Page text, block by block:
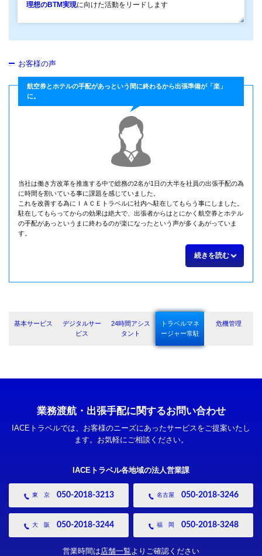
理想のBTM実現に向けた活動をリードします
お客様の声
航空券とホテルの手配があっという間に終わるから出張準備が「楽」
に。
当社は働き方改革を推進する中で総務の2名が1日の大半を社員の出張手配の為
に時間を割いている事に課題を感じていました。
これを改善する為にＩＡＣＥトラベルに社内へ駐在してもらう事にしました。
駐在してもらってからの効果は絶大で、出張者からはとにかく航空券とホテル
の手配があっというまに終わるのが楽になったという声が多くあがっていま
す。
続きを読む
基本サービス
デジタルサー
ビス
24時間アシス
タント
トラベルマネ
ージャー常駐
危機管理
業務渡航・出張手配に関するお問い合わせ
IACEトラベルでは、お客様のニーズにあったサービスをご提案いたし
ます。お気軽にご相談ください。
IACEトラベル各地域の法人営業課
東 京 050-2018-3213 名古屋 050-2018-3246
大 阪 050-2018-3244 福 岡 050-2018-3248
営業時間は 店舗一覧 よりご確認ください